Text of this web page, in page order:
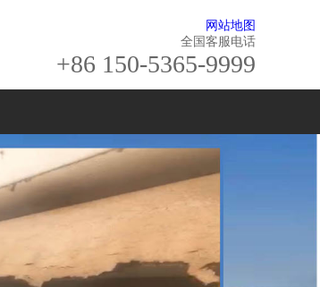
网站地图
全国客服电话
+86 150-5365-9999